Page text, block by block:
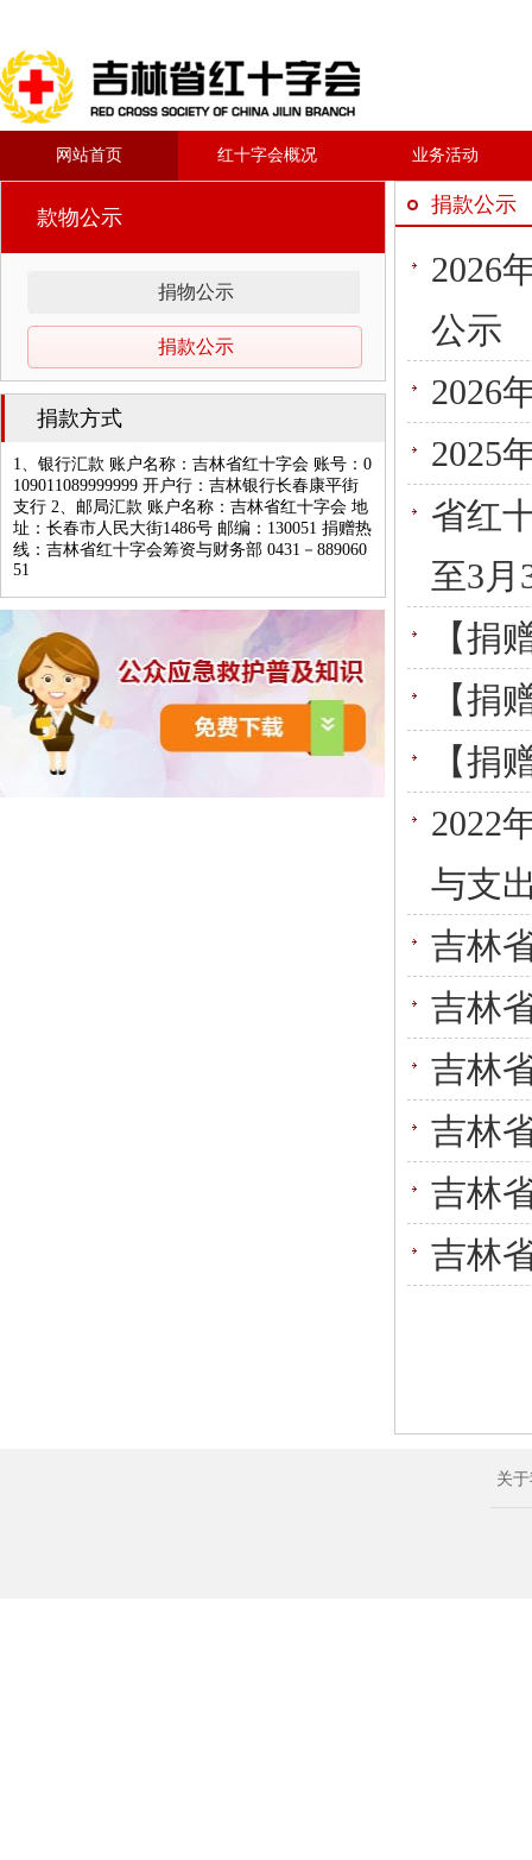
网站首页 红十字会概况 业务活动
款物公示
捐物公示
捐款公示
捐款方式
1、银行汇款 账户名称：吉林省红十字会 账号：0
109011089999999 开户行：吉林银行长春康平街
支行 2、邮局汇款 账户名称：吉林省红十字会 地
址：长春市人民大街1486号 邮编：130051 捐赠热
线：吉林省红十字会筹资与财务部 0431－889060
51
捐款公示
2026
公示
2026
2025
省红
至3月
【捐
【捐
【捐
2022
与支
吉林
吉林
吉林
吉林
吉林
吉林
关